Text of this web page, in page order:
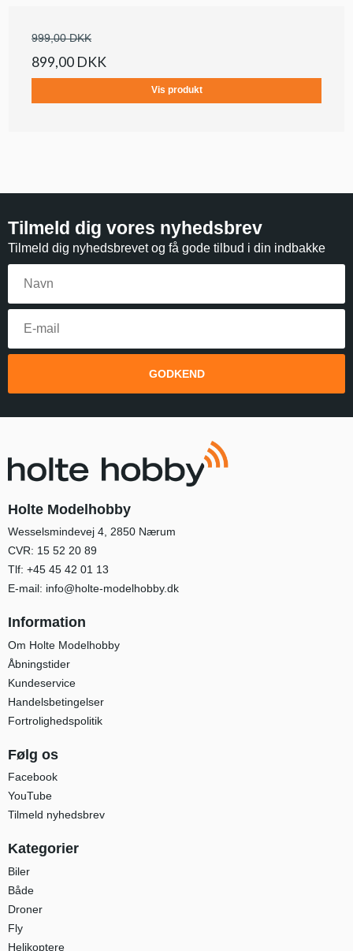
999,00 DKK
899,00 DKK
Vis produkt
Tilmeld dig vores nyhedsbrev
Tilmeld dig nyhedsbrevet og få gode tilbud i din indbakke
GODKEND
Holte Modelhobby
Wesselsmindevej 4, 2850 Nærum
CVR: 15 52 20 89
Tlf: +45 45 42 01 13
E-mail: info@holte-modelhobby.dk
Information
Om Holte Modelhobby
Åbningstider
Kundeservice
Handelsbetingelser
Fortrolighedspolitik
Følg os
Facebook
YouTube
Tilmeld nyhedsbrev
Kategorier
Biler
Både
Droner
Fly
Helikoptere